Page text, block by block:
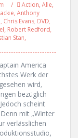
Action, Alle,
, Anthony
, Chris Evans, DVD,
, Robert Redford,
Stan,
America
Werk der
wird,
bezüglich
scheint
mit „Winter
verlässlichen